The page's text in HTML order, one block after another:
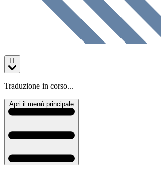
IT
Traduzione in corso...
Apri il menù principale